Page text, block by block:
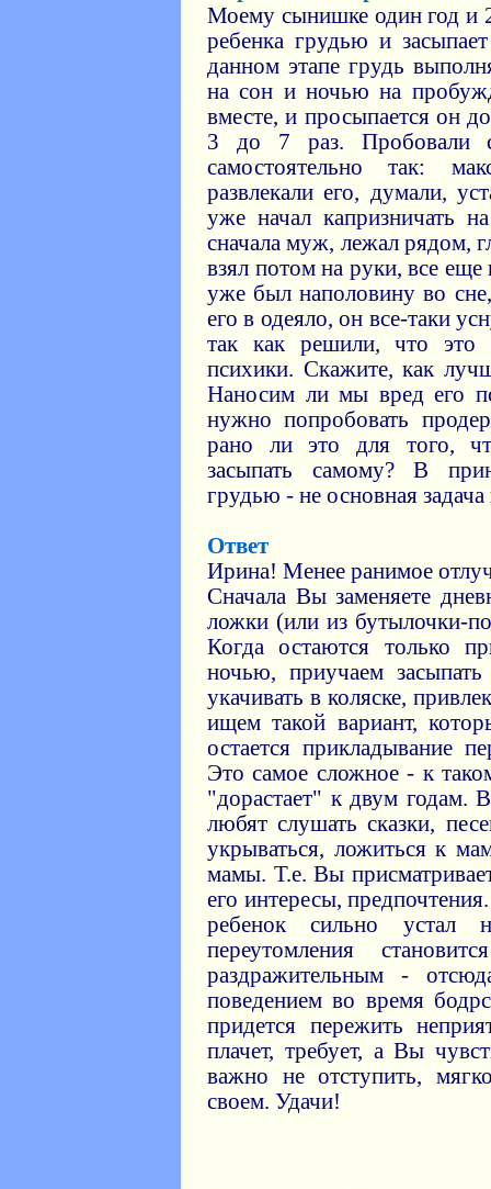
Моему сынишке один год и
ребенка грудью и
данном этапе грудь
на сон и ночью на
вместе, и просыпается он
3 до 7 раз. Пробовали
самостоятельно так:
развлекали его, думали,
уже начал капризничать
сначала муж, лежал рядом,
взял потом на руки, все еще
уже был наполовину во
его в одеяло, он все-таки
так как решили, что
психики. Скажите, как
Наносим ли мы вред его
нужно попробовать
рано ли это для того,
засыпать самому? В
грудью - не основная
Ответ
Ирина! Менее ранимое
Сначала Вы заменяете
ложки (или из бутылочки-
Когда остаются только
ночью, приучаем
укачивать в коляске,
ищем такой вариант,
остается прикладывание
Это самое сложное - к
"дорастает" к двум годам.
любят слушать сказки,
укрываться, ложиться к
мамы. Т.е. Вы
его интересы,
ребенок сильно
переутомления
раздражительным -
поведением во время
придется пережить
плачет, требует, а Вы
важно не отступить,
своем. Удачи!